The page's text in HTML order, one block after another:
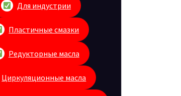
Для индустрии
Пластичные смазки
Редукторные масла
Циркуляционные масла